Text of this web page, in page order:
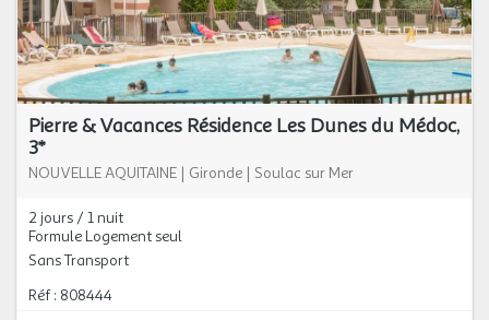
Pierre & Vacances Résidence Les Dunes du Médoc,
3*
NOUVELLE AQUITAINE | Gironde | Soulac sur Mer
2 jours / 1 nuit
Formule Logement seul
Sans Transport
Réf : 808444